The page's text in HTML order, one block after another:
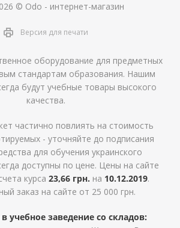
© Odo - интернет-магазин
Версия для печати
оборудование для предметных
стандартам образования. Нашим
будут учебные товары высокого
качества.
частично повлиять на стоимость
- уточняйте до подписания
для обучения украинского
доступны по цене. Цены на сайте
курса 23,66 грн. на 10.12.2019.
заказ на сайте от 25 000 грн.
учебное заведение со складов: